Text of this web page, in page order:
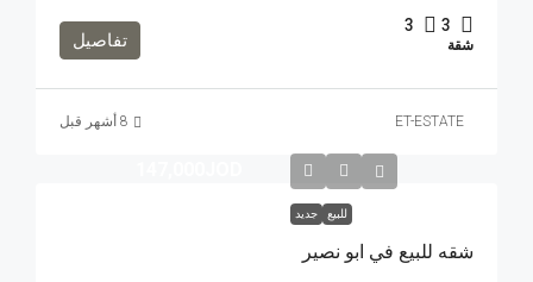
3
3
شقة تفاصيل
ET-ESTATE
للبيع جديد
شقه للبيع في ابو نصير